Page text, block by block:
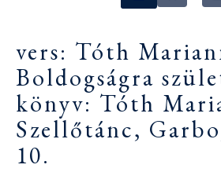
vers: Tóth
Boldogságra
könyv: Tóth
Szellőtánc,
10.